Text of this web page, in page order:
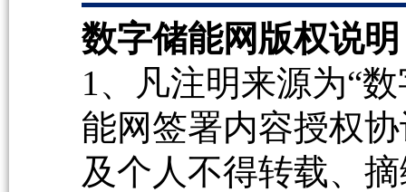
数字储能网版权说
1、凡注明来源为“
能网签署内容授权
及个人不得转载、